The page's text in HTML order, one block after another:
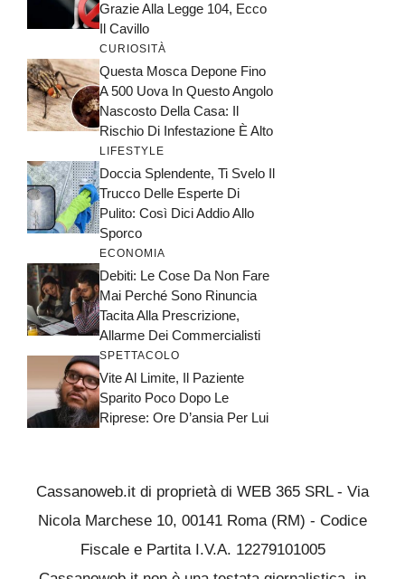
Grazie Alla Legge 104, Ecco
Il Cavillo
CURIOSITÀ
Questa Mosca Depone Fino
A 500 Uova In Questo Angolo
Nascosto Della Casa: Il
Rischio Di Infestazione È Alto
LIFESTYLE
Doccia Splendente, Ti Svelo Il
Trucco Delle Esperte Di
Pulito: Così Dici Addio Allo
Sporco
ECONOMIA
Debiti: Le Cose Da Non Fare
Mai Perché Sono Rinuncia
Tacita Alla Prescrizione,
Allarme Dei Commercialisti
SPETTACOLO
Vite Al Limite, Il Paziente
Sparito Poco Dopo Le
Riprese: Ore D’ansia Per Lui
Cassanoweb.it di proprietà di WEB 365 SRL - Via
Nicola Marchese 10, 00141 Roma (RM) - Codice
Fiscale e Partita I.V.A. 12279101005